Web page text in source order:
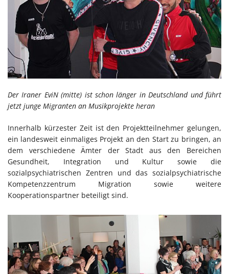
Der Iraner EviN (mitte) ist schon länger in Deutschland und führt
jetzt junge Migranten an Musikprojekte heran
Innerhalb kürzester Zeit ist den Projektteilnehmer gelungen,
ein landesweit einmaliges Projekt an den Start zu bringen, an
dem verschiedene Ämter der Stadt aus den Bereichen
Gesundheit, Integration und Kultur sowie die
sozialpsychiatrischen Zentren und das sozialpsychiatrische
Kompetenzzentrum Migration sowie weitere
Kooperationspartner beteiligt sind.